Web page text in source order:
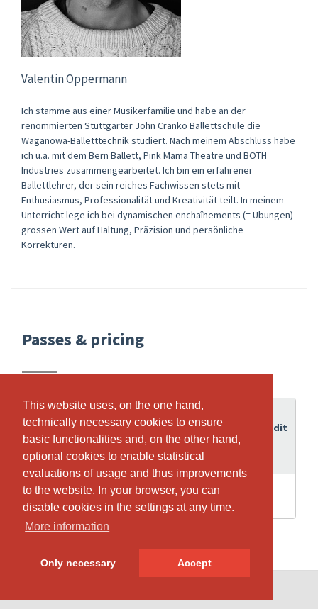
This website uses, on the one hand,
technically necessary cookies to ensure
basic functionalities and, on the other hand,
optional cookies to enable statistical
evaluations of usage and thus improvements
to the website. In your browser, you can
disable cookies in the settings at any time.
More information
Only necessary Accept
This website uses, on the one hand,
technically necessary cookies to ensure
basic functionalities and, on the other hand,
optional cookies to enable statistical
evaluations of usage and thus improvements
to the website. In your browser, you can
disable cookies in the settings at any time.
More information
Only necessary Accept
Valentin Oppermann
Ich stamme aus einer Musikerfamilie und habe an der
renommierten Stuttgarter John Cranko Ballettschule die
Waganowa-Balletttechnik studiert. Nach meinem Abschluss habe
ich u.a. mit dem Bern Ballett, Pink Mama Theatre und BOTH
Industries zusammengearbeitet. Ich bin ein erfahrener
Ballettlehrer, der sein reiches Fachwissen stets mit
Enthusiasmus, Professionalität und Kreativität teilt. In meinem
Unterricht lege ich bei dynamischen enchaînements (= Übungen)
grossen Wert auf Haltung, Präzision und persönliche
Korrekturen.
Passes & pricing
Pass
of
validity
Credit
Repertoire (Dienstagabend)
10
weeks